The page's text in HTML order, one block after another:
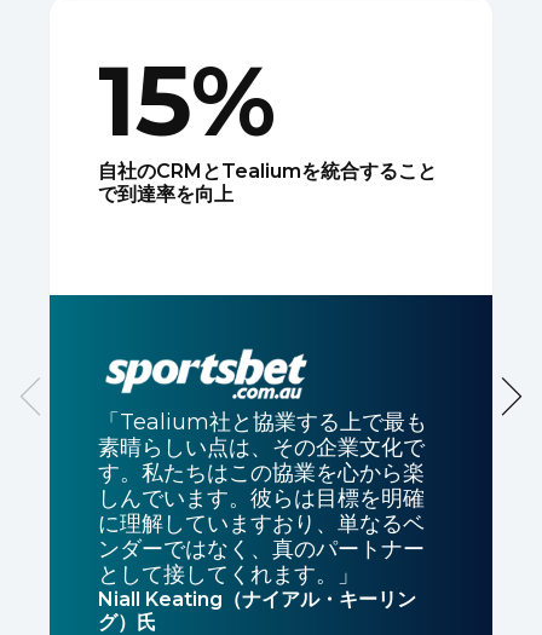
15%
自社のCRMとTealiumを統合すること
で到達率を向上
「Tealium社と協業する上で最も
素晴らしい点は、その企業文化で
す。私たちはこの協業を心から楽
しんでいます。彼らは目標を明確
に理解していますおり、単なるベ
ンダーではなく、真のパートナー
として接してくれます。」
Niall Keating（ナイアル・キーリン
グ）氏